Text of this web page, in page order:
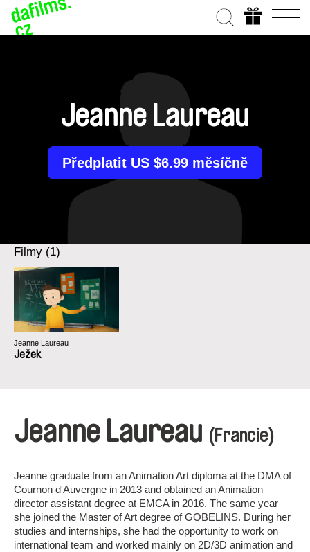
Jeanne Laureau
Předplatit US $6.99 měsíčně
Filmy (1)
Jeanne Laureau
Ježek
Jeanne Laureau (Francie)
Jeanne graduate from an Animation Art diploma at the DMA of
Cournon d'Auvergne in 2013 and obtained an Animation
director assistant degree at EMCA in 2016. The same year
she joined the Master of Art degree of GOBELINS. During her
studies and internships, she had the opportunity to work on
international team and worked mainly on 2D/3D animation and